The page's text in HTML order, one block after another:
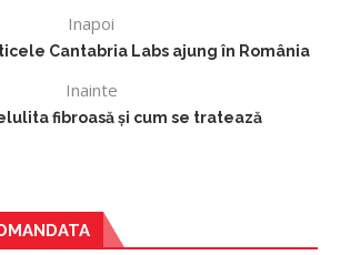
Inapoi
Cantabria Labs ajung în România
Inainte
fibroasă și cum se tratează